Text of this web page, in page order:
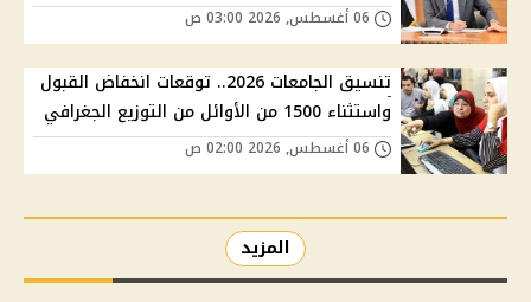
تنسيق الجامعات 2026.. توقعات انخفاض القبول
واستثناء 1500 من الأوائل من التوزيع الجغرافي
المزيد